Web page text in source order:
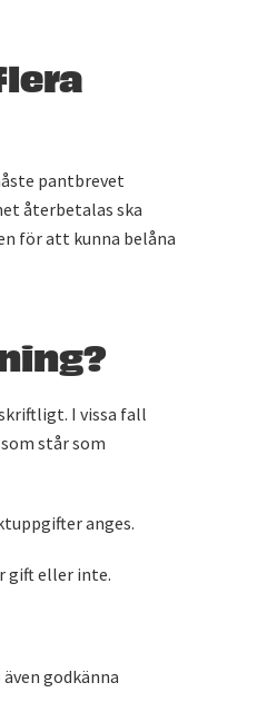
pantbrevet
återbetalas ska
för att kunna belåna
I vissa fall
står som
anges.
gift eller inte.
godkänna